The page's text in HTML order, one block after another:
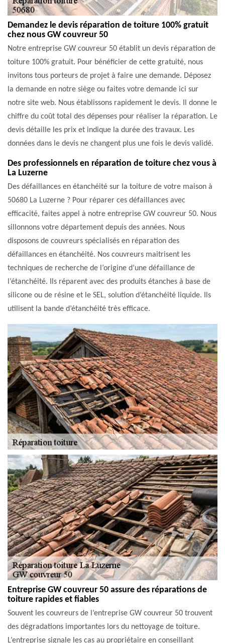
Demandez le devis réparation de toiture 100% gratuit
chez nous GW couvreur 50
Notre entreprise GW couvreur 50 établit un devis réparation de
toiture 100% gratuit. Pour bénéficier de cette gratuité, nous
invitons tous porteurs de projet à faire une demande. Déposez
la demande en notre siège ou faites votre demande ici sur
notre site web. Nous établissons rapidement le devis. Il donne le
chiffre du coût total des dépenses pour réaliser la réparation. Le
devis détaille les prix et indique la durée des travaux. Les
données dans le devis ne changent plus une fois le devis validé.
Des professionnels en réparation de toiture chez vous à
La Luzerne
Des défaillances en étanchéité sur la toiture de votre maison à
50680 La Luzerne ? Pour réparer ces défaillances avec
efficacité, faites appel à notre entreprise GW couvreur 50. Nous
sillonnons votre département depuis des années. Nous
disposons de couvreurs spécialisés en réparation des
défaillances en étanchéité. Nos couvreurs maitrisent les
techniques de recherche de l’origine d’une défaillance de
l’étanchéité. Ils réparent avec des produits étanches à base de
silicone ou de résine et le SEL, solution d’étanchéité liquide. Ils
utilisent la bande d’étanchéité très efficace.
Entreprise GW couvreur 50 assure des réparations de
toiture rapides et fiables
Souvent les couvreurs de l’entreprise GW couvreur 50 trouvent
des dégradations importantes lors du nettoyage de toiture.
L’entreprise signale les cas au propriétaire en conseillant